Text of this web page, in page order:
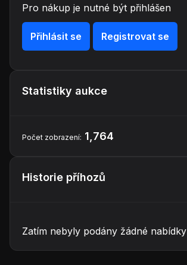
Pro nákup je nutné být přihlášen
Přihlásit se Registrovat se
Statistiky aukce
Počet zobrazení: 1,764
Historie příhozů
Zatím nebyly podány žádné nabídky